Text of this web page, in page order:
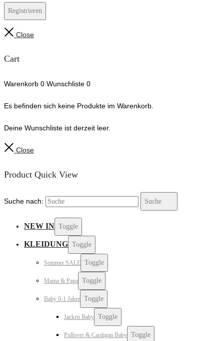
Registrieren
Close
Cart
Warenkorb 0 Wunschliste 0
Es befinden sich keine Produkte im Warenkorb.
Deine Wunschliste ist derzeit leer.
Close
Product Quick View
Suche nach: Suche
NEW IN Toggle
KLEIDUNG Toggle
Sommer SALE Toggle
Mama & Papa Toggle
Baby 0-1 Jahre Toggle
Jacken Baby Toggle
Pullover & Cardigan Baby Toggle